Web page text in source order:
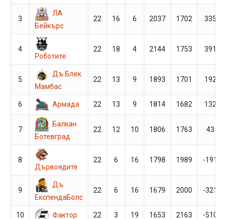
3
ЛА
Бейкърс
22 16 6 2037 1702 335
4
Роботите
22 18 4 2144 1753 391
5
Дъ Блек
Мамбас
22 13 9 1893 1701 192
6 Армада 22 13 9 1814 1682 132
7
Балкан
Ботевград
22 12 10 1806 1763 43
8
Дървоядите
22 6 16 1798 1989 -191
9
Дъ
ЕкспендаБолс
22 6 16 1679 2000 -321
10 Фактор 22 3 19 1653 2163 -510